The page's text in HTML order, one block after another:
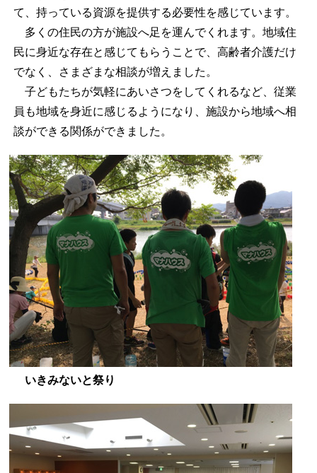
て、持っている資源を提供する必要性を感じています。
多くの住民の方が施設へ足を運んでくれます。地域住
民に身近な存在と感じてもらうことで、高齢者介護だけ
でなく、さまざまな相談が増えました。
子どもたちが気軽にあいさつをしてくれるなど、従業
員も地域を身近に感じるようになり、施設から地域へ相
談ができる関係ができました。
いきみないと祭り